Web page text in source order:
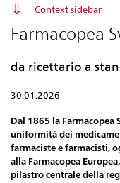
Context sidebar
Farmacopea
da ricettario a
30.01.2026
Dal 1865 la Farmacopea
uniformità dei
farmaciste e farmacisti,
alla Farmacopea
pilastro centrale della